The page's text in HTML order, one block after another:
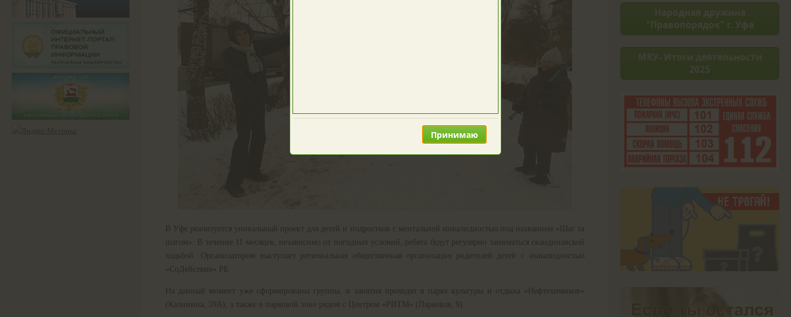
В Уфе реализуется уникальный проект для детей и подростков с ментальной инвалидностью под названием «Шаг за
шагом». В течение 11 месяцев, независимо от погодных условий, ребята будут регулярно заниматься скандинавской
ходьбой. Организатором выступает региональная общественная организация родителей детей с инвалидностью
«СоДействие» РБ.
На данный момент уже сформированы группы, и занятия проходят в парке культуры и отдыха «Нефтехимиков»
(Калинина, 59А), а также в парковой зоне рядом с Центром «РИТМ» (Парковая, 9).
Народная дружина
"Правопорядок" г. Уфа
МКУ- Итоги деятельности
2025
Принимаю